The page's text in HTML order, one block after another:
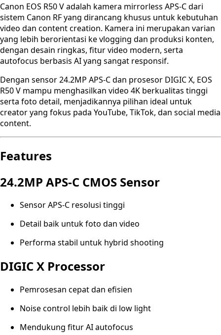
Canon EOS R50 V adalah kamera mirrorless APS-C dari
sistem Canon RF yang dirancang khusus untuk kebutuhan
video dan content creation. Kamera ini merupakan varian
yang lebih berorientasi ke vlogging dan produksi konten,
dengan desain ringkas, fitur video modern, serta
autofocus berbasis AI yang sangat responsif.
Dengan sensor 24.2MP APS-C dan prosesor DIGIC X, EOS
R50 V mampu menghasilkan video 4K berkualitas tinggi
serta foto detail, menjadikannya pilihan ideal untuk
creator yang fokus pada YouTube, TikTok, dan social media
content.
Features
24.2MP APS-C CMOS Sensor
Sensor APS-C resolusi tinggi
Detail baik untuk foto dan video
Performa stabil untuk hybrid shooting
DIGIC X Processor
Pemrosesan cepat dan efisien
Noise control lebih baik di low light
Mendukung fitur AI autofocus